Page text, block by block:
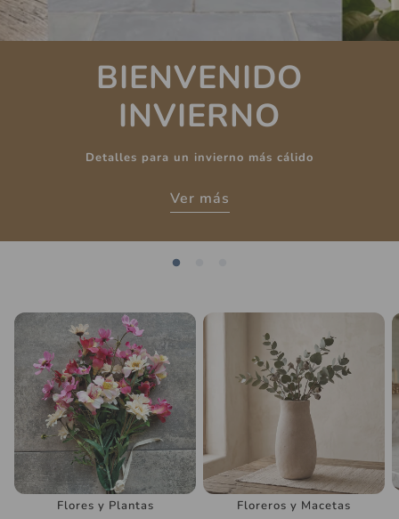
Láminas
BIENVENIDO
INVIERNO
Detalles para un invierno más cálido
Ver más
Flores y Plantas Floreros y Macetas